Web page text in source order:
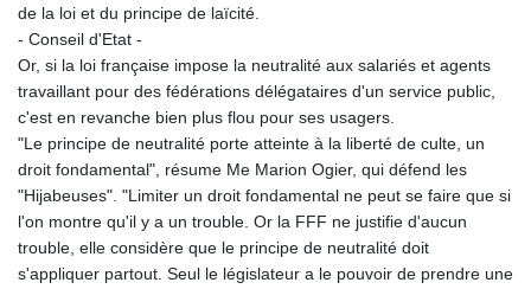
de la loi et du principe de laïcité.
- Conseil d'Etat -
Or, si la loi française impose la neutralité aux salariés et agents
travaillant pour des fédérations délégataires d'un service public,
c'est en revanche bien plus flou pour ses usagers.
"Le principe de neutralité porte atteinte à la liberté de culte, un
droit fondamental", résume Me Marion Ogier, qui défend les
"Hijabeuses". "Limiter un droit fondamental ne peut se faire que si
l'on montre qu'il y a un trouble. Or la FFF ne justifie d'aucun
trouble, elle considère que le principe de neutralité doit
s'appliquer partout. Seul le législateur a le pouvoir de prendre une